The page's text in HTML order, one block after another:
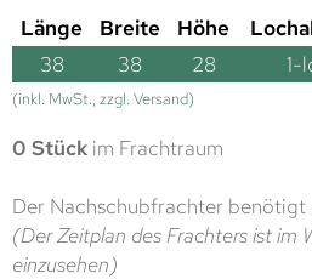
Länge Breite Höhe
38
38 28 1-
(inkl. MwSt., zzgl. Versand)
0 Stück im Frachtraum
Der Nachschubfrachter benötigt
(Der Zeitplan des Frachters ist im
einzusehen)